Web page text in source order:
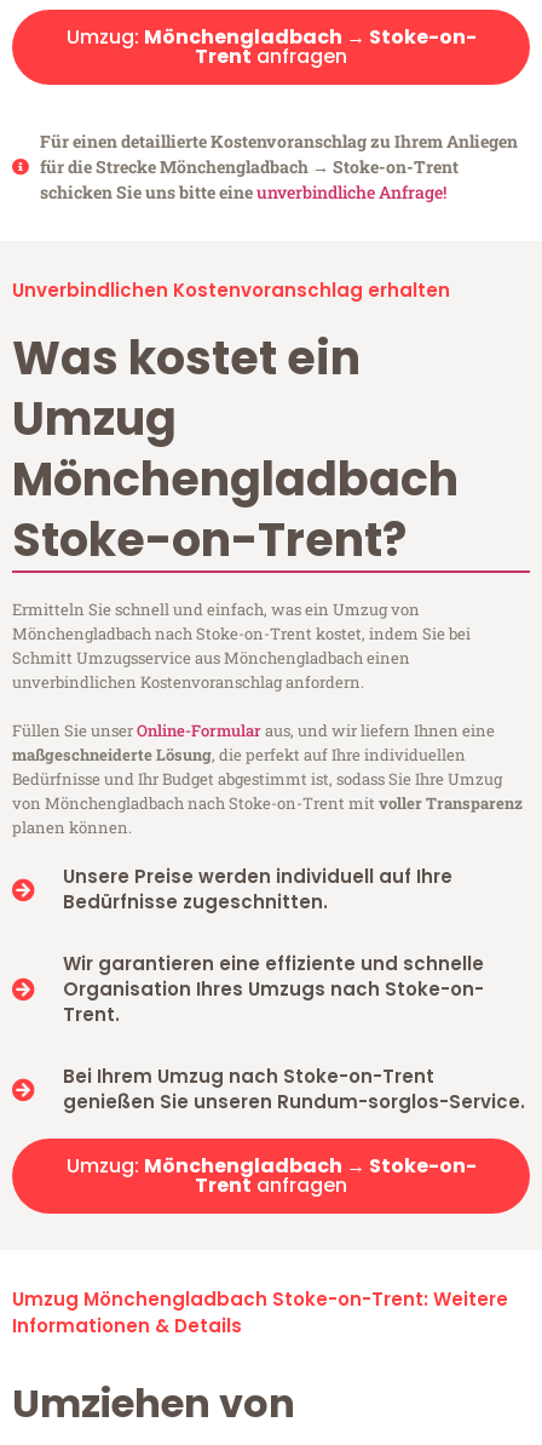
Umzug: Mönchengladbach → Stoke-on-
Trent anfragen
Für einen detaillierte Kostenvoranschlag zu Ihrem Anliegen
für die Strecke Mönchengladbach → Stoke-on-Trent
schicken Sie uns bitte eineunverbindliche Anfrage!
Unverbindlichen Kostenvoranschlag erhalten
Was kostet ein
Umzug
Mönchengladbach
Stoke-on-Trent?
Ermitteln Sie schnell und einfach, was ein Umzug von
Mönchengladbach nach Stoke-on-Trent kostet, indem Sie bei
Schmitt Umzugsservice aus Mönchengladbach einen
unverbindlichen Kostenvoranschlag anfordern.
Füllen Sie unserOnline-Formularaus, und wir liefern Ihnen eine
maßgeschneiderte Lösung, die perfekt auf Ihre individuellen
Bedürfnisse und Ihr Budget abgestimmt ist, sodass Sie Ihre Umzug
von Mönchengladbach nach Stoke-on-Trent mitvoller Transparenz
planen können.
Unsere Preise werden individuell auf Ihre
Bedürfnisse zugeschnitten.
Wir garantieren eine effiziente und schnelle
Organisation Ihres Umzugs nach Stoke-on-
Trent.
Bei Ihrem Umzug nach Stoke-on-Trent
genießen Sie unseren Rundum-sorglos-Service.
Umzug: Mönchengladbach → Stoke-on-
Trent anfragen
Umzug Mönchengladbach Stoke-on-Trent: Weitere
Informationen & Details
Umziehen von